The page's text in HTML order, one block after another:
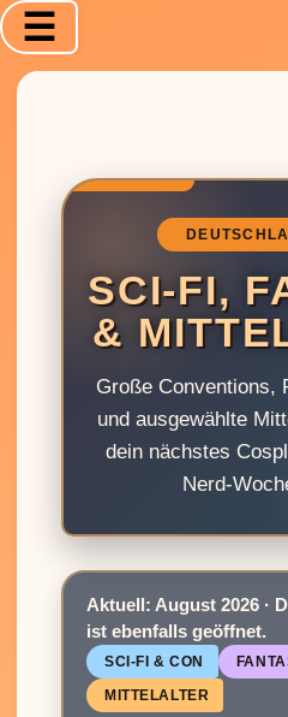
☰
SCI‑FI,
&
Große Conventions,
und ausgewählte
dein nächstes
Nerd-
Aktuell: August 2026 ·
ist ebenfalls geöffnet.
SCI‑FI & CON
MITTELALTER